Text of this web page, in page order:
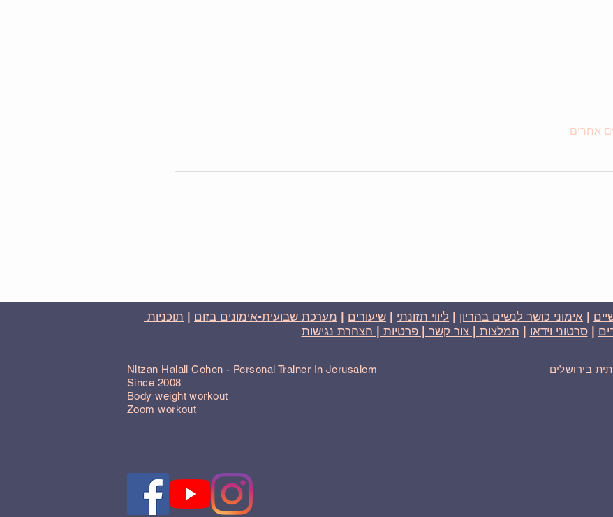
אימוני כושר לנשים בהריון ליווי תזונתי שיעורים מערכת שבועית-אימונים בזום
תוכניות
|סרטוני וידאו המלצות | צור קשר |פרטיות | הצהרת נגישות
Nitzan Halali Cohen - Personal Trainer In Jerusalem
Since 2008
Body weight workout
Zoom workout
בירושלים